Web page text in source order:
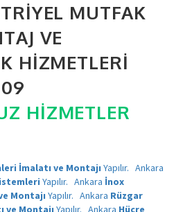
MUTFAK
VE
HIZMETLERI
HIZMETLER
İmalatı ve Montajı Yapılır. Ankara
Yapılır. Ankara İnox
Montajı Yapılır. Ankara Rüzgar
ve Montajı Yapılır. Ankara Hücre